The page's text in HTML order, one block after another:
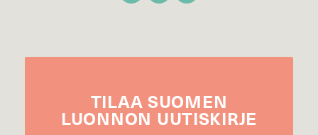
TILAA SUOMEN
LUONNON UUTIS­KIRJE